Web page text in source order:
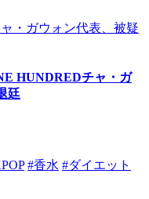
HUNDREDチャ・ガ
廷
#香水 #ダイエット